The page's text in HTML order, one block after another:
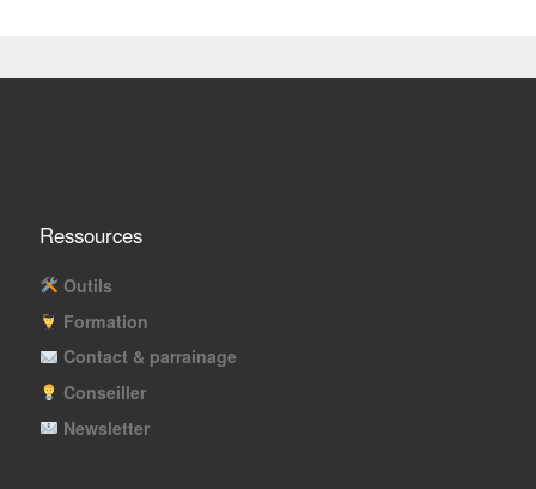
Ressources
Outils
Formation
Contact & parrainage
Conseiller
Newsletter